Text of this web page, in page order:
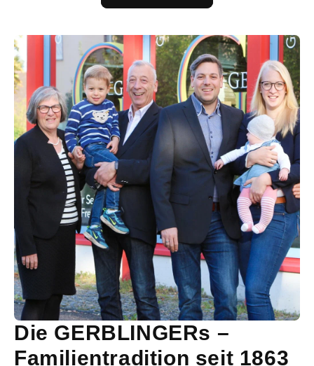
Die GERBLINGERs –
Familientradition seit 1863